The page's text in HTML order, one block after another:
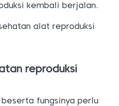
kembali berjalan.
alat reproduksi
reproduksi
fungsinya perlu